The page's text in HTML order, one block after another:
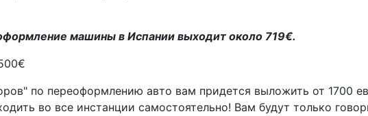
машины в Испании выходит около 719€.
по переоформлению авто вам придется выложить от 1700
во все инстанции самостоятельно! Вам будут только